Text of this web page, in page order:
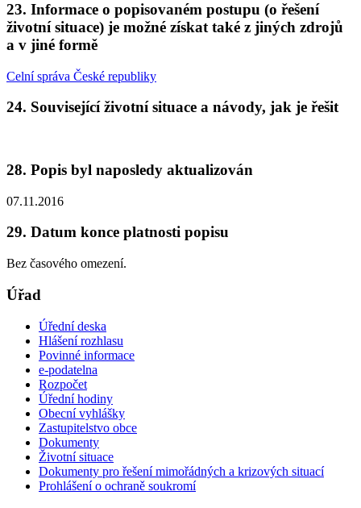
23. Informace o popisovaném postupu (o řešení
životní situace) je možné získat také z jiných zdrojů
a v jiné formě
Celní správa České republiky
24. Související životní situace a návody, jak je řešit
28. Popis byl naposledy aktualizován
07.11.2016
29. Datum konce platnosti popisu
Bez časového omezení.
Úřad
Úřední deska
Hlášení rozhlasu
Povinné informace
e-podatelna
Rozpočet
Úřední hodiny
Obecní vyhlášky
Zastupitelstvo obce
Dokumenty
Životní situace
Dokumenty pro řešení mimořádných a krizových situací
Prohlášení o ochraně soukromí